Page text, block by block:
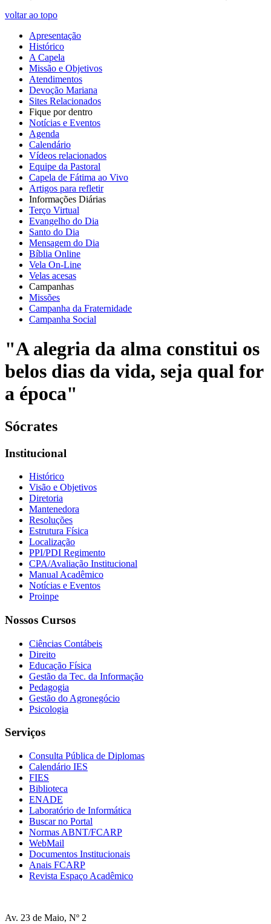
voltar ao topo
Apresentação
Histórico
A Capela
Missão e Objetivos
Atendimentos
Devoção Mariana
Sites Relacionados
Fique por dentro
Notícias e Eventos
Agenda
Calendário
Vídeos relacionados
Equipe da Pastoral
Capela de Fátima ao Vivo
Artigos para refletir
Informações Diárias
Terço Virtual
Evangelho do Dia
Santo do Dia
Mensagem do Dia
Bíblia Online
Vela On-Line
Velas acesas
Campanhas
Missões
Campanha da Fraternidade
Campanha Social
"A alegria da alma constitui os
belos dias da vida, seja qual for
a época"
Sócrates
Institucional
Histórico
Visão e Objetivos
Diretoria
Mantenedora
Resoluções
Estrutura Física
Localização
PPI/PDI Regimento
CPA/Avaliação Institucional
Manual Acadêmico
Notícias e Eventos
Proinpe
Nossos Cursos
Ciências Contábeis
Direito
Educação Física
Gestão da Tec. da Informação
Pedagogia
Gestão do Agronegócio
Psicologia
Serviços
Consulta Pública de Diplomas
Calendário IES
FIES
Biblioteca
ENADE
Laboratório de Informática
Buscar no Portal
Normas ABNT/FCARP
WebMail
Documentos Institucionais
Anais FCARP
Revista Espaço Acadêmico
Av. 23 de Maio, Nº 2